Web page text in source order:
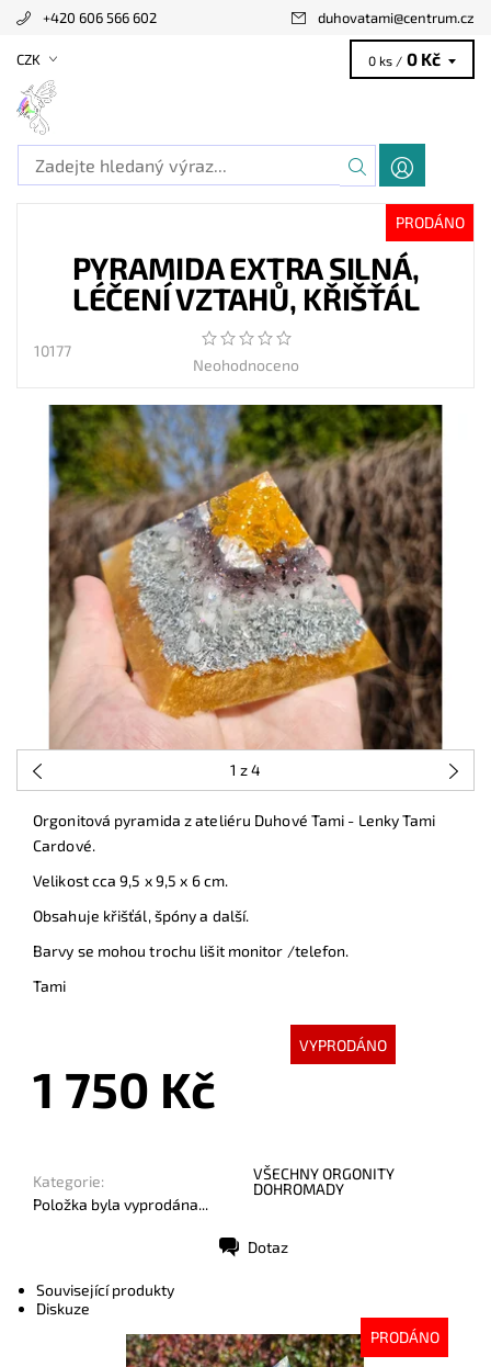
+420 606 566 602 duhovatami@centrum.cz
CZK 0 ks / 0 Kč
PRODÁNO
PYRAMIDA EXTRA SILNÁ,
LÉČENÍ VZTAHŮ, KŘIŠŤÁL
10177
Neohodnoceno
1 z 4
Orgonitová pyramida z ateliéru Duhové Tami - Lenky Tami
Cardové.
Velikost cca 9,5 x 9,5 x 6 cm.
Obsahuje křišťál, špóny a další.
Barvy se mohou trochu lišit monitor /telefon.
Tami
VYPRODÁNO
1 750 Kč
Kategorie:
VŠECHNY ORGONITY
DOHROMADY
Položka byla vyprodána...
Dotaz
Související produkty
Diskuze
PRODÁNO